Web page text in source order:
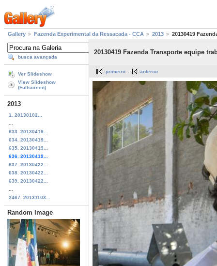
Gallery Fazenda Experimental da Ressacada - CCA 2013 20130419
busca avançada
Ver Slideshow
View Slideshow
(Fullscreen)
2013
1. 20130102...
633. 20130419...
634. 20130419...
635. 20130419...
636. 20130419...
637. 20130422...
638. 20130422...
639. 20130422...
2467. 20131103...
Random Image
20130419 Fazenda Transporte equipe
primeiro anterior